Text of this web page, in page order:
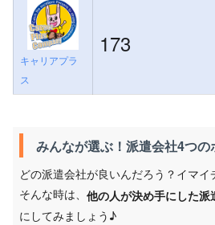
キャリアプラ
ス
173
みんなが選ぶ！派遣会社4つの
どの派遣会社が良いんだろう？イマイ
そんな時は、 他の人が決め手にした派
にしてみましょう♪